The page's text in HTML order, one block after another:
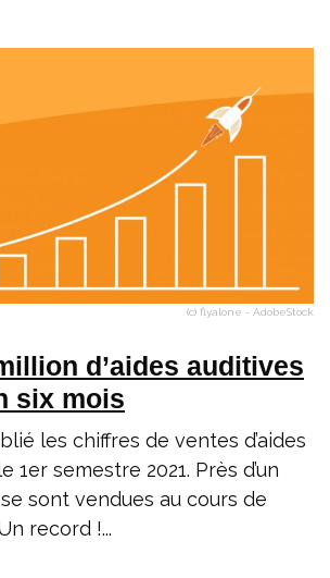
(c) flyalone - AdobeStock
d’aides auditives
six mois
les chiffres de ventes d’aides
1er semestre 2021. Près d’un
sont vendues au cours de
record !...